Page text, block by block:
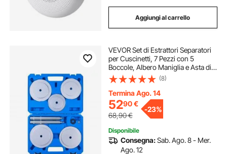
Aggiungi al carrello
VEVOR Set di Estrattori Separatori
per Cuscinetti, 7 Pezzi con 5
Boccole, Albero Maniglia e Asta di
Prolunga, Kit di Utensili per Guida
Boccole per Installazione e
Rimozione per Impieghi Gravosi
(8)
Termina Ago. 14
5290€
68,90€
-23%
Disponibile
Consegna:Sab. Ago. 8 - Mer.
Ago. 12